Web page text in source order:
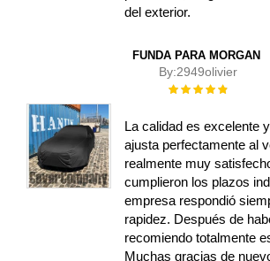
del exterior.
FUNDA PARA MORGAN
By:2949olivier
Rating:
La calidad es excelente
ajusta perfectamente al
realmente muy
cumplieron los plazos
empresa respondió
rapidez. Después de
recomiendo totalmente
Muchas gracias de